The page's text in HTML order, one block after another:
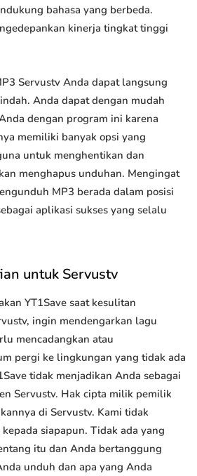
bahasa yang berbeda.
kinerja tingkat tinggi
Servustv Anda dapat langsung
Anda dapat dengan mudah
dengan program ini karena
memiliki banyak opsi yang
untuk menghentikan dan
menghapus unduhan. Mengingat
MP3 berada dalam posisi
aplikasi sukses yang selalu
untuk Servustv
YT1Save saat kesulitan
ingin mendengarkan lagu
mencadangkan atau
pergi ke lingkungan yang tidak ada
tidak menjadikan Anda sebagai
Servustv. Hak cipta milik pemilik
di Servustv. Kami tidak
siapapun. Tidak ada yang
itu dan Anda bertanggung
unduh dan apa yang Anda